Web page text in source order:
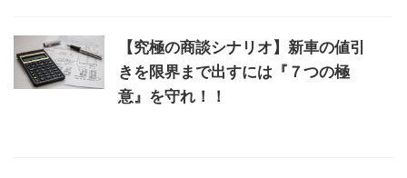
【究極の商談シナリオ】新車の値引
きを限界まで出すには『７つの極
意』を守れ！！